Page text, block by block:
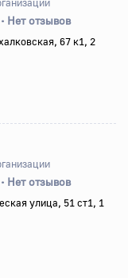
• Нет отзывов
67 к1, 2
• Нет отзывов
улица, 51 ст1, 1